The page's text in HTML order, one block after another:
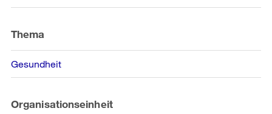
Thema
Gesundheit
Organisationseinheit